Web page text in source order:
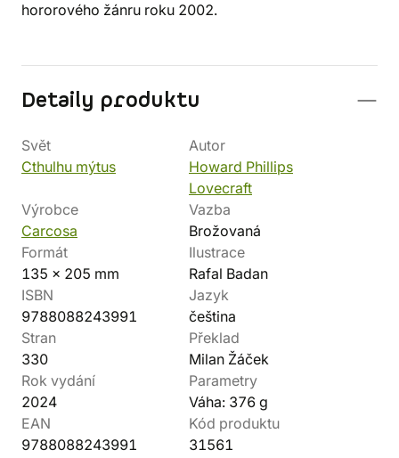
hororového žánru roku 2002.
Detaily produktu
Svět
Cthulhu mýtus
Autor
Howard Phillips
Lovecraft
Výrobce
Carcosa
Vazba
Brožovaná
Formát
135 x 205 mm
Ilustrace
Rafal Badan
ISBN
9788088243991
Jazyk
čeština
Stran
330
Překlad
Milan Žáček
Rok vydání
2024
Parametry
Váha: 376 g
EAN
9788088243991
Kód produktu
31561